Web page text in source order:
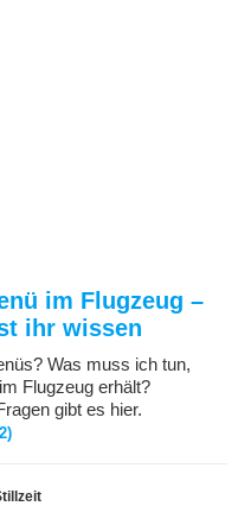
im Flugzeug –
ihr wissen
Was muss ich tun,
Flugzeug erhält?
gibt es hier.